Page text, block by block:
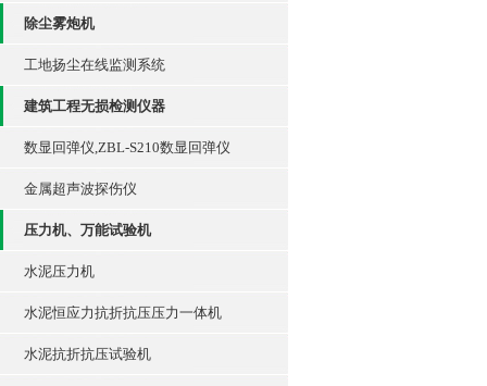
除尘雾炮机
工地扬尘在线监测系统
建筑工程无损检测仪器
数显回弹仪,ZBL-S210数显回弹仪
金属超声波探伤仪
压力机、万能试验机
水泥压力机
水泥恒应力抗折抗压压力一体机
水泥抗折抗压试验机